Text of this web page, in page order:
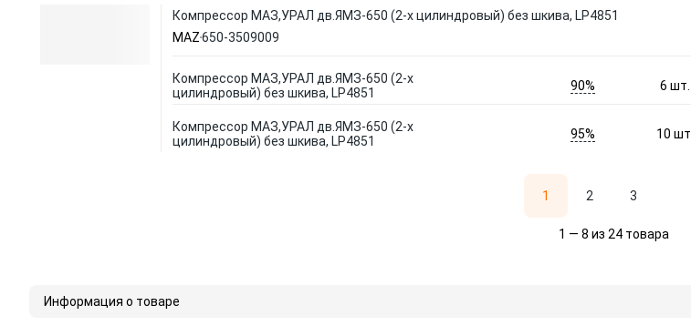
Компрессор МАЗ,УРАЛ дв.ЯМЗ-650 (2-х цилиндровый) без шкива, LР4851
MAZ650-3509009
Компрессор МАЗ,УРАЛ дв.ЯМЗ-650 (2-х
цилиндровый) без шкива, LР4851
90% 6шт.
Компрессор МАЗ,УРАЛ дв.ЯМЗ-650 (2-х
цилиндровый) без шкива, LР4851
95% 10шт.
1 2 3
1 — 8 из 24 товара
Информация о товаре